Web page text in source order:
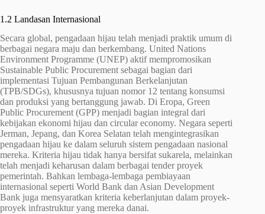
1.2 Landasan Internasional
Secara global, pengadaan hijau telah menjadi praktik umum di
berbagai negara maju dan berkembang. United Nations
Environment Programme (UNEP) aktif mempromosikan
Sustainable Public Procurement sebagai bagian dari
implementasi Tujuan Pembangunan Berkelanjutan
(TPB/SDGs), khususnya tujuan nomor 12 tentang konsumsi
dan produksi yang bertanggung jawab. Di Eropa, Green
Public Procurement (GPP) menjadi bagian integral dari
kebijakan ekonomi hijau dan circular economy. Negara seperti
Jerman, Jepang, dan Korea Selatan telah mengintegrasikan
pengadaan hijau ke dalam seluruh sistem pengadaan nasional
mereka. Kriteria hijau tidak hanya bersifat sukarela, melainkan
telah menjadi keharusan dalam berbagai tender proyek
pemerintah. Bahkan lembaga-lembaga pembiayaan
internasional seperti World Bank dan Asian Development
Bank juga mensyaratkan kriteria keberlanjutan dalam proyek-
proyek infrastruktur yang mereka danai.